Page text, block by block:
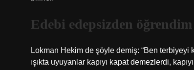
Edebi edepsizden
Lokman Hekim de şöyle demiş: “Ben terbiyeyi
ışıkta uyuyanlar kapıyı kapat demezlerdi,